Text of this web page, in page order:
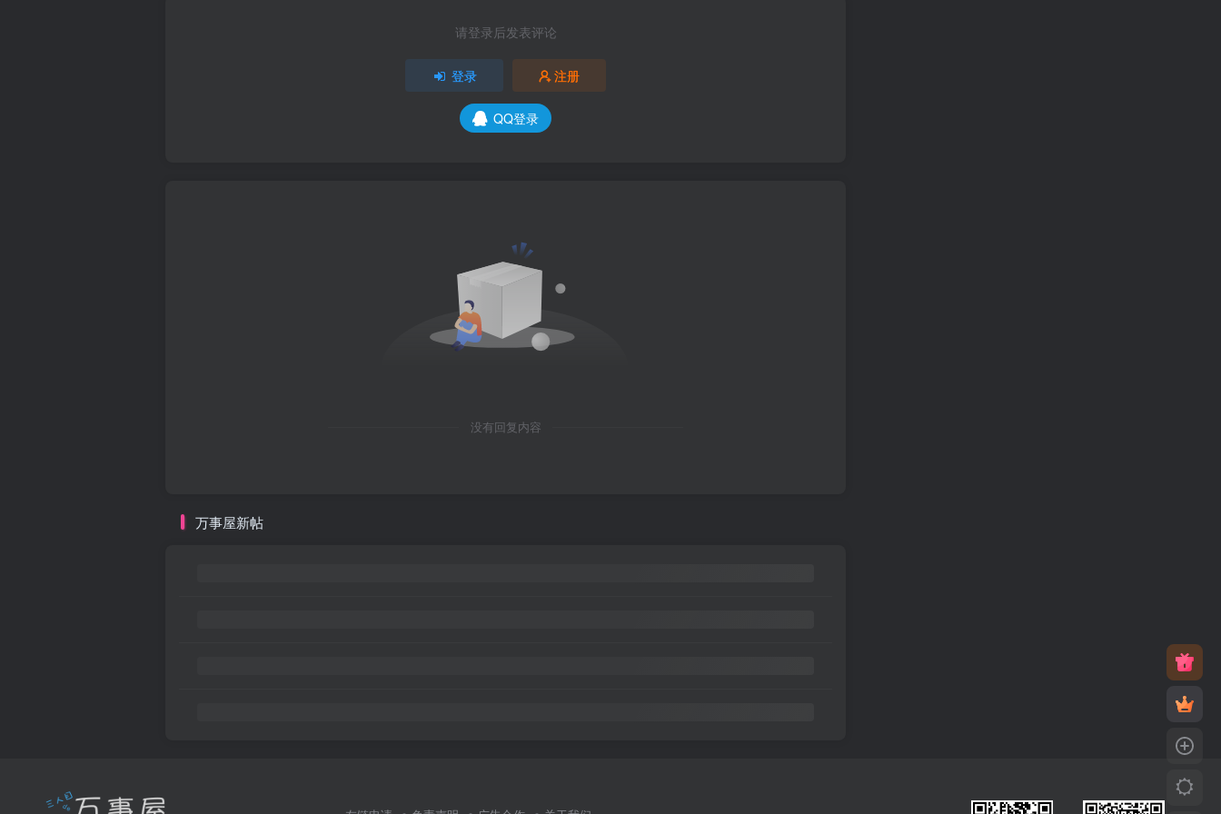
请登录后发表评论
登录 注册
QQ登录
没有回复内容
万事屋新帖